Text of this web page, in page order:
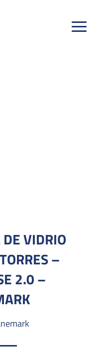
VIDRIO
–
2.0 –